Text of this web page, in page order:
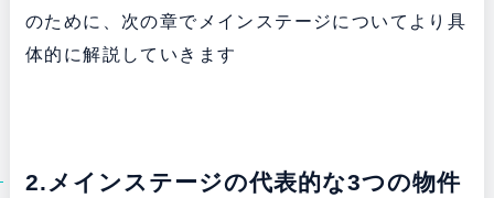
のために、次の章でメインステージについてより具
体的に解説していきます
2.メインステージの代表的な3つの物件